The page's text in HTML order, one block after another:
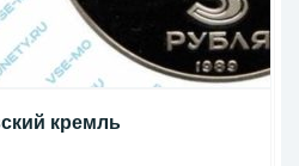
кремль